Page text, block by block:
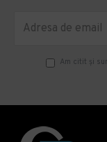
Am citit şi